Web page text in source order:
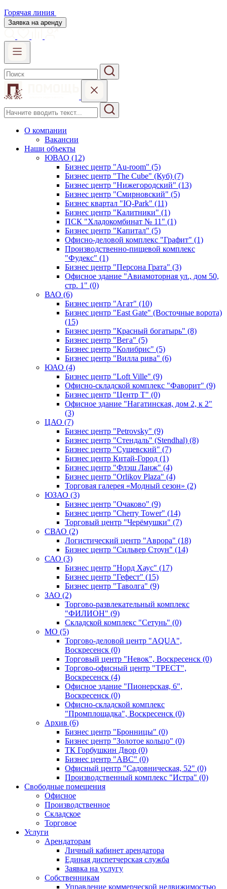
Горячая линия
Заявка на аренду
О компании
Вакансии
Наши объекты
ЮВАО (12)
Бизнес центр "Au-room" (5)
Бизнес центр "The Cube" (Куб) (7)
Бизнес центр "Нижегородский" (13)
Бизнес центр "Смирновский" (5)
Бизнес квартал "IQ-Park" (11)
Бизнес центр "Калитники" (1)
ПСК "Хладокомбинат № 11" (1)
Бизнес центр "Капитал" (5)
Офисно-деловой комплекс "Графит" (1)
Производственно-пищевой комплекс
"Фудекс" (1)
Бизнес центр "Персона Грата" (3)
Офисное здание "Авиамоторная ул., дом 50,
стр. 1" (0)
ВАО (6)
Бизнес центр "Агат" (10)
Бизнес центр "East Gate" (Восточные ворота)
(15)
Бизнес центр "Красный богатырь" (8)
Бизнес центр "Вега" (5)
Бизнес центр "Колибрис" (5)
Бизнес центр "Вилла рива" (6)
ЮАО (4)
Бизнес центр "Loft Ville" (9)
Офисно-складской комплекс "Фаворит" (9)
Бизнес центр "Центр Т" (0)
Офисное здание "Нагатинская, дом 2, к 2"
(3)
ЦАО (7)
Бизнес центр "Petrovsky" (9)
Бизнес центр "Стендаль" (Stendhal) (8)
Бизнес центр "Сущевский" (7)
Бизнес центр Китай-Город (1)
Бизнес центр "Флэш Ланж" (4)
Бизнес центр "Orlikov Plaza" (4)
Торговая галерея «Модный сезон» (2)
ЮЗАО (3)
Бизнес центр "Очаково" (9)
Бизнес центр "Cherry Tower" (14)
Торговый центр "Черёмушки" (7)
СВАО (2)
Логистический центр "Аврора" (18)
Бизнес центр "Сильвер Стоун" (14)
САО (3)
Бизнес центр "Норд Хаус" (17)
Бизнес центр "Гефест" (15)
Бизнес центр "Таволга" (9)
ЗАО (2)
Торгово-развлекательный комплекс
"ФИЛИОН" (9)
Складской комплекс "Сетунь" (0)
MO (5)
Торгово-деловой центр "AQUA",
Воскресенск (0)
Торговый центр "Невок", Воскресенск (0)
Торгово-офисный центр "ТРЕСТ",
Воскресенск (4)
Офисное здание "Пионерская, 6",
Воскресенск (0)
Офисно-складской комплекс
"Промплощадка", Воскресенск (0)
Архив (6)
Бизнес центр "Бронницы" (0)
Бизнес центр "Золотое кольцо" (0)
ТК Горбушкин Двор (0)
Бизнес центр "АВС" (0)
Офисный центр "Садовническая, 52" (0)
Производственный комплекс "Истра" (0)
Свободные помещения
Офисное
Производственное
Складское
Торговое
Услуги
Арендаторам
Личный кабинет арендатора
Единая диспетчерская служба
Заявка на услугу
Собственникам
Управление коммерческой недвижимостью